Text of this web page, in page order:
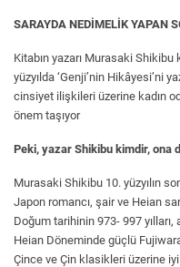
SARAYDA NEDİMELİK YAPAN
Kitabın yazarı Murasaki Shikibu
yüzyılda ‘Genji’nin Hikâyesi’ni
cinsiyet ilişkileri üzerine kadın
önem taşıyor
Peki, yazar Shikibu kimdir, ona
Murasaki Shikibu 10. yüzyılın
Japon romancı, şair ve Heian
Doğum tarihinin 973- 997
Heian Döneminde güçlü
Çince ve Çin klasikleri üzerine